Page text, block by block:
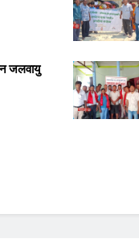
जलवायु